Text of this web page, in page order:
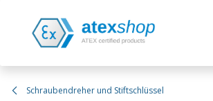
Schraubendreher und Stiftschlüssel